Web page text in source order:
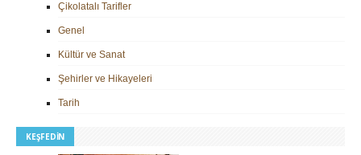
Çikolatalı Tarifler
Genel
Kültür ve Sanat
Şehirler ve Hikayeleri
Tarih
KEŞFEDIN